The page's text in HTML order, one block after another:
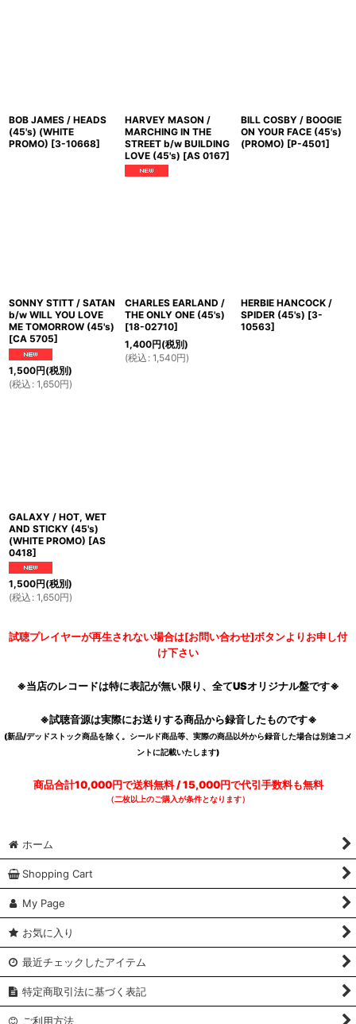
BOB JAMES / HEADS
(45's) (WHITE
PROMO) [3-10668]
HARVEY MASON /
MARCHING IN THE
STREET b/w BUILDING
LOVE (45's) [AS 0167]
BILL COSBY / BOOGIE
ON YOUR FACE (45's)
(PROMO) [P-4501]
SONNY STITT / SATAN
b/w WILL YOU LOVE
ME TOMORROW (45's)
[CA 5705]
1,500円(税別)
(税込 : 1,650円)
CHARLES EARLAND /
THE ONLY ONE (45's)
[18-02710]
1,400円(税別)
(税込 : 1,540円)
HERBIE HANCOCK /
SPIDER (45's) [3-
10563]
GALAXY / HOT, WET
AND STICKY (45's)
(WHITE PROMO) [AS
0418]
1,500円(税別)
(税込 : 1,650円)
試聴プレイヤーが再生されない場合は[お問い合わせ]ボタンよりお申し付
け下さい
※当店のレコードは特に表記が無い限り、全てUSオリジナル盤です※
※試聴音源は実際にお送りする商品から録音したものです※
(新品/デッドストック商品を除く。シールド商品等、実際の商品以外から録音した場合は別途コメ
ントに記載いたします)
商品合計10,000円で送料無料 / 15,000円で代引手数料も無料
（二枚以上のご購入が条件となります）
ホーム
Shopping Cart
My Page
お気に入り
最近チェックしたアイテム
特定商取引法に基づく表記
ご利用方法